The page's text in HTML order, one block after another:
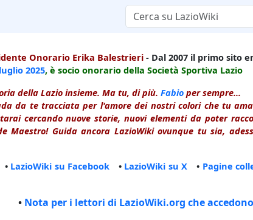
Onorario Erika Balestrieri - Dal 2007 il primo sito
2025, è socio onorario della Società Sportiva Lazio
della Lazio insieme. Ma tu, di più. Fabio per sempre...
da te tracciata per l'amore dei nostri colori che tu
cercando nuove storie, nuovi elementi da poter
Maestro! Guida ancora LazioWiki ovunque tu sia,
LazioWiki su Facebook • LazioWiki su X • Pagine
• Nota per i lettori di LazioWiki.org che